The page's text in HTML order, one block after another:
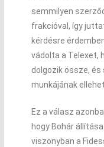
semmilyen
frakcióval, így
kérdésre
vádolta a Telexet,
dolgozik össze,
munkájának
Ez a válasz
hogy Bohár
viszonyban a